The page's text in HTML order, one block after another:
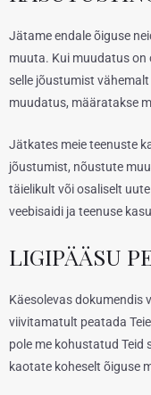
Jätame endale õiguse
muuta. Kui muudatus on
selle jõustumist
muudatus, määratakse
Jätkates meie teenuste
jõustumist, nõustute
täielikult või osaliselt
veebisaidi ja teenuse
LIGIPÄÄSU
Käesolevas dokumendis
viivitamatult peatada
pole me kohustatud Teid
kaotate koheselt õiguse